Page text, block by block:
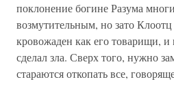
поклонение богине Разума
возмутительным, но зато
кровожаден как его товарищи,
сделал зла. Сверх того, нужно
стараются откопать все,